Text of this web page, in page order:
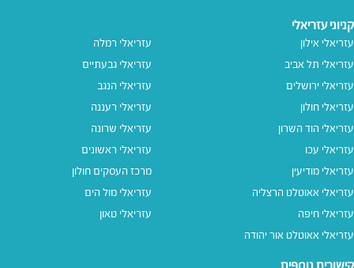
קניוני עזריאלי
עזריאלי אילון
עזריאלי תל אביב
עזריאלי ירושלים
עזריאלי חולון
עזריאלי הוד השרון
עזריאלי עכו
עזריאלי מודיעין
עזריאלי אאוטלט הרצליה
עזריאלי חיפה
עזריאלי אאוטלט אור יהודה
עזריאלי רמלה
עזריאלי גבעתיים
עזריאלי הנגב
עזריאלי רעננה
עזריאלי שרונה
עזריאלי ראשונים
מרכז העסקים חולון
עזריאלי מול הים
עזריאלי טאון